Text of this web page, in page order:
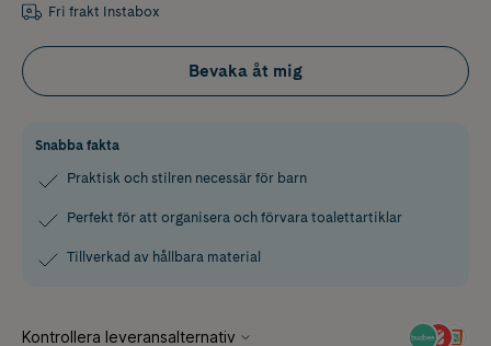
Fri frakt Instabox
Bevaka åt mig
Snabba fakta
Praktisk och stilren necessär för barn
Perfekt för att organisera och förvara toalettartiklar
Tillverkad av hållbara material